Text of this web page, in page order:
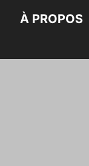
À PROPOS